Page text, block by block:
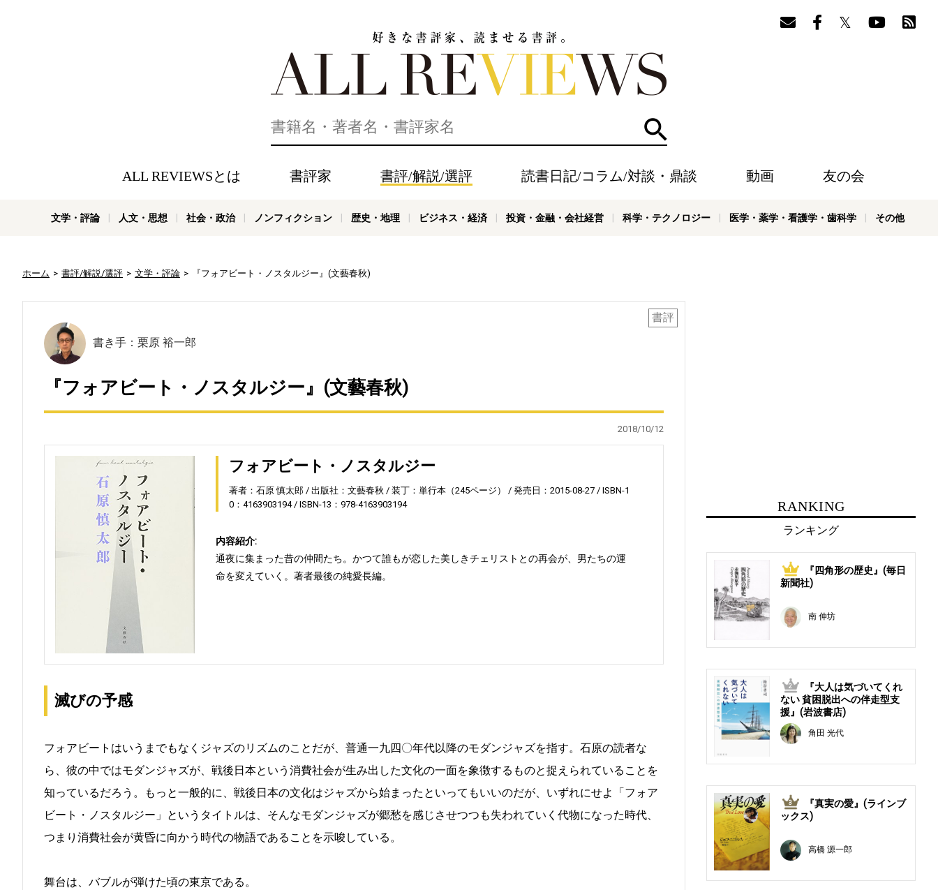
検索
ALL REVIEWSとは 書評家 書評/解説/選評 読書日記/コラム/対談・鼎談 動画 友の会
文学・評論 人文・思想 社会・政治 ノンフィクション 歴史・地理 ビジネス・経済 投資・金融・会社経営 科学・テクノロジー 医学・薬学・看護学・歯科学 その他
ホーム 書評/解説/選評 文学・評論 『フォアビート・ノスタルジー』(文藝春秋)
書評
書き手：栗原 裕一郎
『フォアビート・ノスタルジー』(文藝春秋)
2018/10/12
フォアビート・ノスタルジー
著者：石原 慎太郎 出版社：文藝春秋 装丁：単行本（245ページ） 発売日：2015-08-27
ISBN-1
0：4163903194
ISBN-13：978-4163903194
内容紹介:
通夜に集まった昔の仲間たち。かつて誰もが恋した美しきチェリストとの再会が、男たちの運
命を変えていく。著者最後の純愛長編。
滅びの予感
フォアビートはいうまでもなくジャズのリズムのことだが、普通一九四〇年代以降のモダンジャズを指す。石原の読者な
ら、彼の中ではモダンジャズが、戦後日本という消費社会が生み出した文化の一面を象徴するものと捉えられていることを
知っているだろう。もっと一般的に、戦後日本の文化はジャズから始まったといってもいいのだが、いずれにせよ「フォア
ビート・ノスタルジー」というタイトルは、そんなモダンジャズが郷愁を感じさせつつも失われていく代物になった時代、
つまり消費社会が黄昏に向かう時代の物語であることを示唆している。
舞台は、バブルが弾けた頃の東京である。
RANKING
ランキング
1
『四角形の歴史』(毎日
新聞社)
南 伸坊
2
『大人は気づいてくれ
ない 貧困脱出への伴走型支
援』(岩波書店)
角田 光代
3
『真実の愛』(ラインブ
ックス)
高橋 源一郎